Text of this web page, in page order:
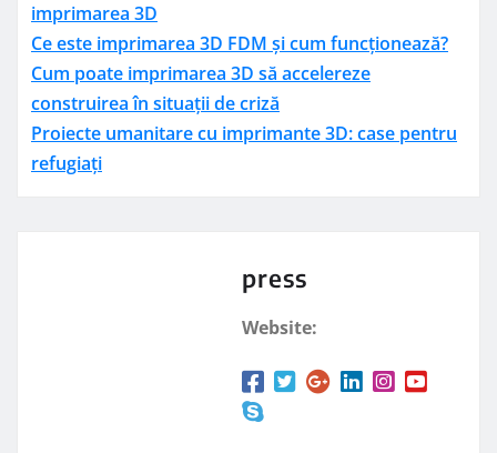
imprimarea 3D
Ce este imprimarea 3D FDM și cum funcționează?
Cum poate imprimarea 3D să accelereze
construirea în situații de criză
Proiecte umanitare cu imprimante 3D: case pentru
refugiați
press
Website: